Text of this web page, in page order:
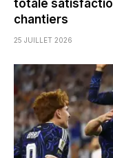
totale
chantiers
25 JUILLET 2026